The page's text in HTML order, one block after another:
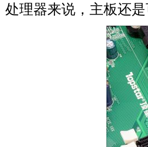
处理器来说，主板还